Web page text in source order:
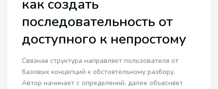
как создать
последовательность от
доступного к непростому
Связная структура направляет пользователя от
базовых концепций к обстоятельному разбору.
Автор начинает с определений, далее объясняет